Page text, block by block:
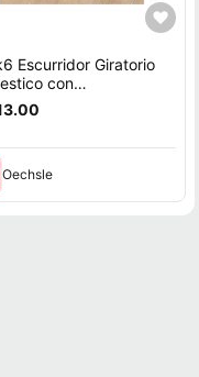
Escurridor Giratorio
con
Y+Regalo
Oechsle